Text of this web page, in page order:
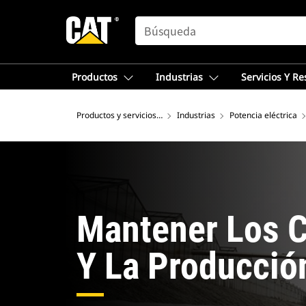
SEARCH
Productos Industrias Servicios Y
Productos y servicios – Norteamérica
Industrias Potencia eléctrica
Mantener Los
Y La